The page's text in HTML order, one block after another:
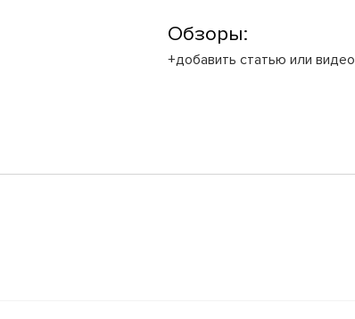
Обзоры:
+добавить статью или видео